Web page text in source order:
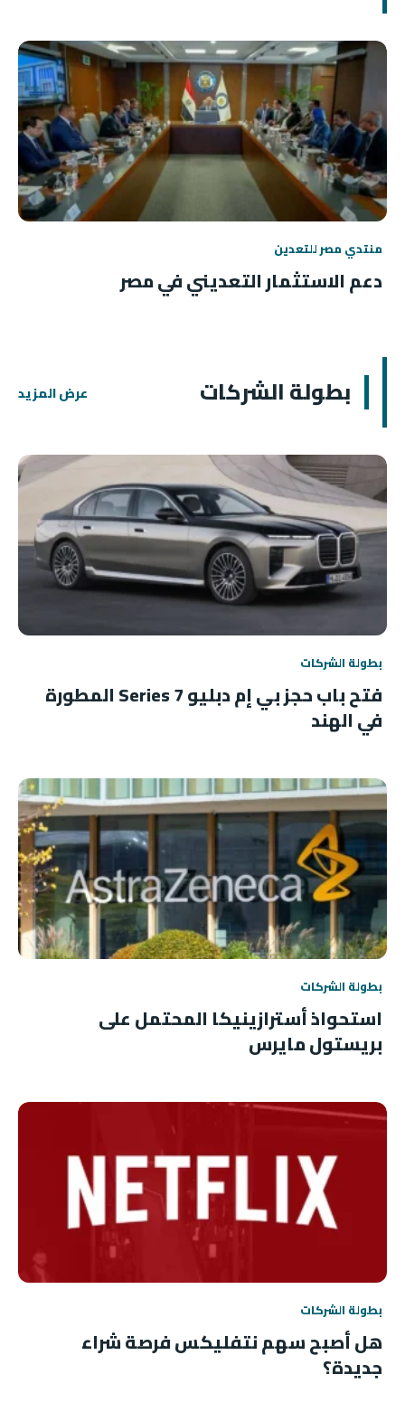
منتدي مصر للتعدين
دعم الاستثمار التعديني في مصر
بطولة الشركات عرض المزيد
بطولة الشركات
فتح باب حجز بي إم دبليو 7 Series المطورة
في الهند
بطولة الشركات
استحواذ أسترازينيكا المحتمل على
بريستول مايرس
بطولة الشركات
هل أصبح سهم نتفليكس فرصة شراء
جديدة؟